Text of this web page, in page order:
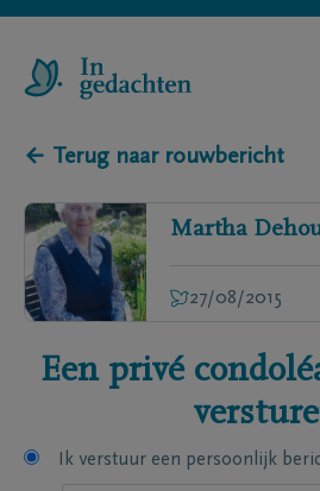
← Terug naar rouwbericht
Martha
27/08/2015
Een privé
Ik verstuur een persoonlijk